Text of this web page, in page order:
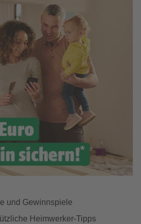
und Gewinnspiele
Heimwerker-Tipps